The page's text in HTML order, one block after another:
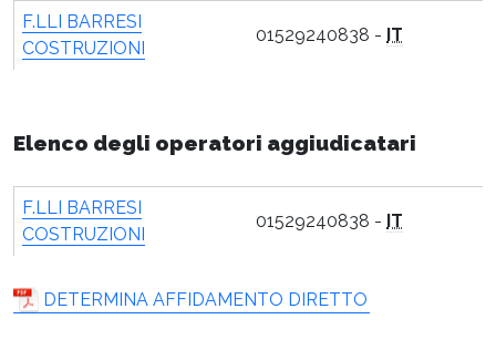
F.LLI BARRESI
COSTRUZIONI
01529240838 - IT
Elenco degli operatori aggiudicatari
F.LLI BARRESI
COSTRUZIONI
01529240838 - IT
DETERMINA AFFIDAMENTO DIRETTO